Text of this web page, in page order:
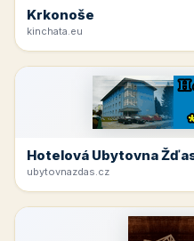
Krkonoše
kinchata.eu
Hotelová Ubytovna
ubytovnazdas.cz